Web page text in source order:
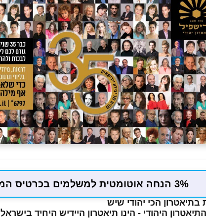
3% הנחה אוטומטית למשלמים בכרטיס המועדון
בתיאטרון הכי יהודי שיש
היהודי - הינו תיאטרון היידיש היחיד בישראל